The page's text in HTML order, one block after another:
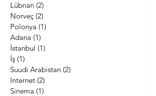
Lübnan (2)
Norveç (2)
Polonya (1)
Adana (1)
İstanbul (1)
İş (1)
Suudi Arabistan (2)
Internet (2)
Sinema (1)